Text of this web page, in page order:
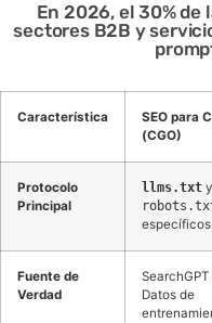
En 2026, el 30% de
sectores B2B y
Característica
SEO para
(CGO)
Protocolo
Principal
llms.txt y
Fuente de
Verdad
Datos de